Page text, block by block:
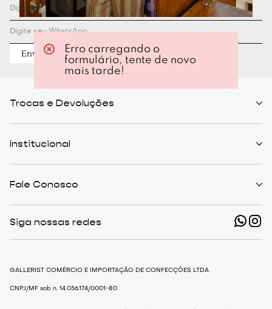
Enviar
Trocas e Devoluções
Formas de Pagamento
Cashback
Institucional
The Outlist
Nossas Lojas
Trabalhe Conosco
Fale Conosco
shop@gallerist.com.br
Siga nossas redes
GALLERIST COMÉRCIO E IMPORTAÇÃO DE CONFECÇÕES LTDA
CNPJ/MF sob n. 14.056.174/0001-80
Erro carregando o
formulário, tente de novo
mais tarde!